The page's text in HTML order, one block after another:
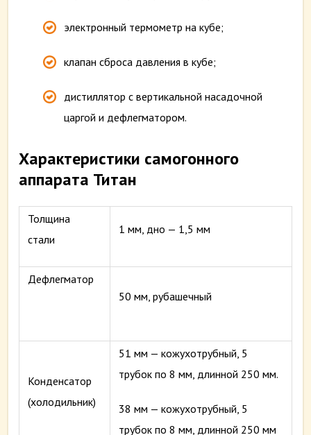
электронный термометр на кубе;
клапан сброса давления в кубе;
дистиллятор с вертикальной насадочной
царгой и дефлегматором.
Характеристики самогонного
аппарата Титан
Толщина
стали
1 мм, дно — 1,5 мм
Дефлегматор
50 мм, рубашечный
Конденсатор
(холодильник)
51 мм — кожухотрубный, 5
трубок по 8 мм, длинной 250 мм.
38 мм — кожухотрубный, 5
трубок по 8 мм, длинной 250 мм